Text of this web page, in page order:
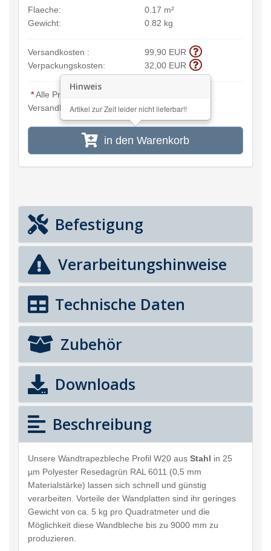
Flaeche:
0.17 m²
Gewicht:
0.82 kg
Versandkosten :
99,90 EUR
Verpackungskosten:
32,00 EUR
*Alle Preisangaben inkl. MwSt. und zzgl.
Versandkosten
in den Warenkorb
Hinweis
Artikel zur Zeit leider nicht lieferbar!!
Befestigung
Verarbeitungshinweise
Technische Daten
Zubehör
Downloads
Beschreibung
Unsere Wandtrapezbleche Profil W20 aus Stahl in 25
µm Polyester Resedagrün RAL 6011 (0,5 mm
Materialstärke) lassen sich schnell und günstig
verarbeiten. Vorteile der Wandplatten sind ihr geringes
Gewicht von ca. 5 kg pro Quadratmeter und die
Möglichkeit diese Wandbleche bis zu 9000 mm zu
produzieren.